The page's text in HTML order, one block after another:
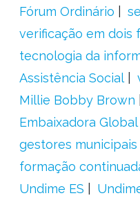
Fórum Ordinário
verificação em dois
tecnologia da
Assistência Social
Millie Bobby Brown
Embaixadora
gestores municipais
formação
Undime ES